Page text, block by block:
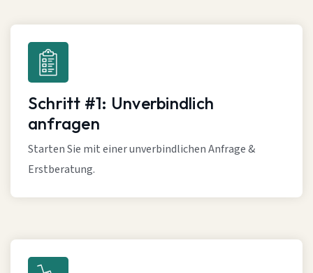
Schritt #1: Unverbindlich
anfragen
Starten Sie mit einer unverbindlichen Anfrage &
Erstberatung.